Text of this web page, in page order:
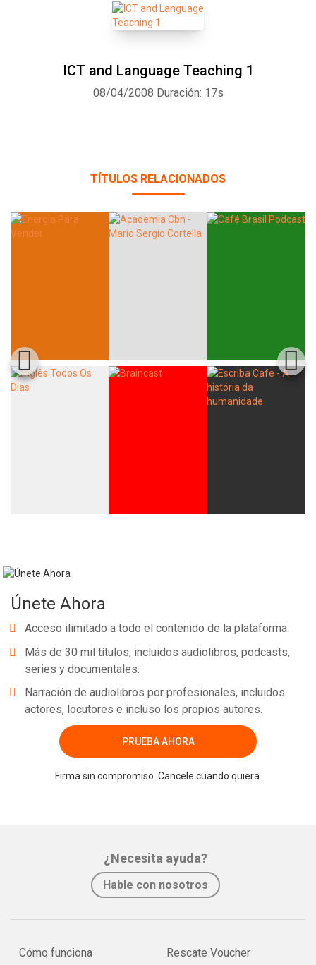
ICT and Language Teaching 1
08/04/2008 Duración: 17s
TÍTULOS RELACIONADOS
Únete Ahora
Acceso ilimitado a todo el contenido de la plataforma.
Más de 30 mil títulos, incluidos audiolibros, podcasts,
series y documentales.
Narración de audiolibros por profesionales, incluidos
actores, locutores e incluso los propios autores.
PRUEBA AHORA
Firma sin compromiso. Cancele cuando quiera.
¿Necesita ayuda?
Hable con nosotros
Cómo funciona Rescate Voucher